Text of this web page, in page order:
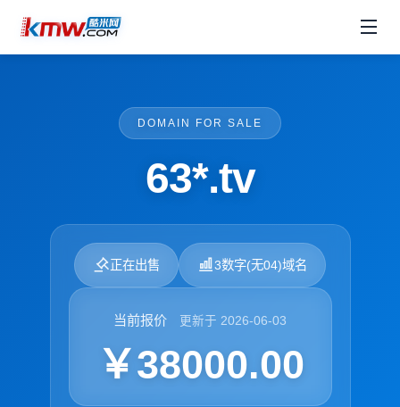
DOMAIN FOR SALE
63*.tv
正在出售 3数字(无04)域名
当前报价 更新于 2026-06-03
￥38000.00